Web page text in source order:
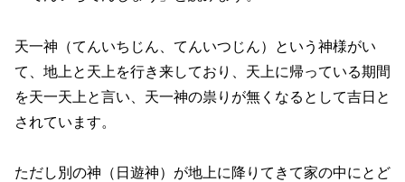
天一神（てんいちじん、てんいつじん）という神様がい
て、地上と天上を行き来しており、天上に帰っている期間
を天一天上と言い、天一神の祟りが無くなるとして吉日と
されています。
ただし別の神（日遊神）が地上に降りてきて家の中にとど